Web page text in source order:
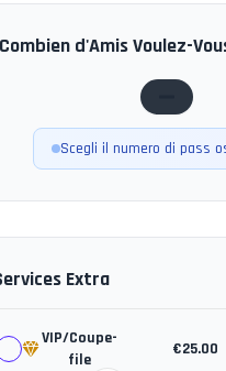
Combien d'Amis Voulez-
Scegli il numero di pass
Extra
VIP/Coupe-
file
€25.00